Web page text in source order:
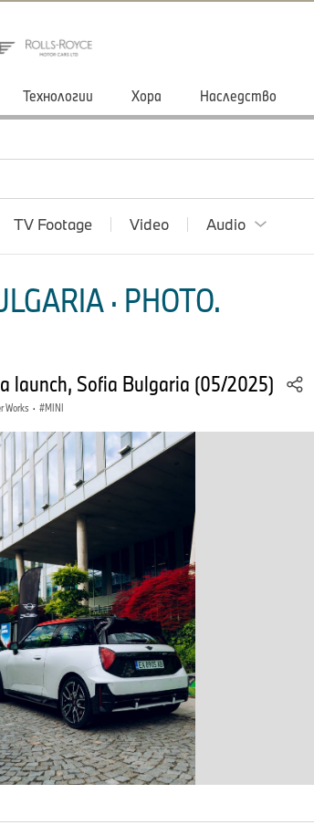
Технологии Хора Наследство
TV Footage Video Audio
· PHOTO.
launch, Sofia Bulgaria (05/2025)
Works · MINI